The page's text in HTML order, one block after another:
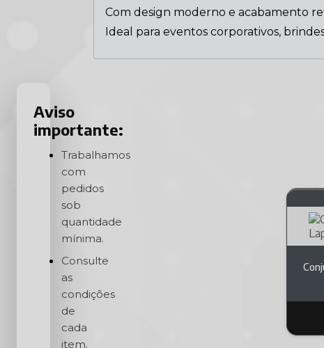
Com design moderno e acabamento
Ideal para eventos corporativos,
Aviso
importante:
Trabalhamos
com
pedidos
sob
quantidade
mínima.
Consulte
as
condições
de
cada
item.